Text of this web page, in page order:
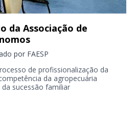
da Associação de
por FAESP
de profissionalização da
da agropecuária
sucessão familiar